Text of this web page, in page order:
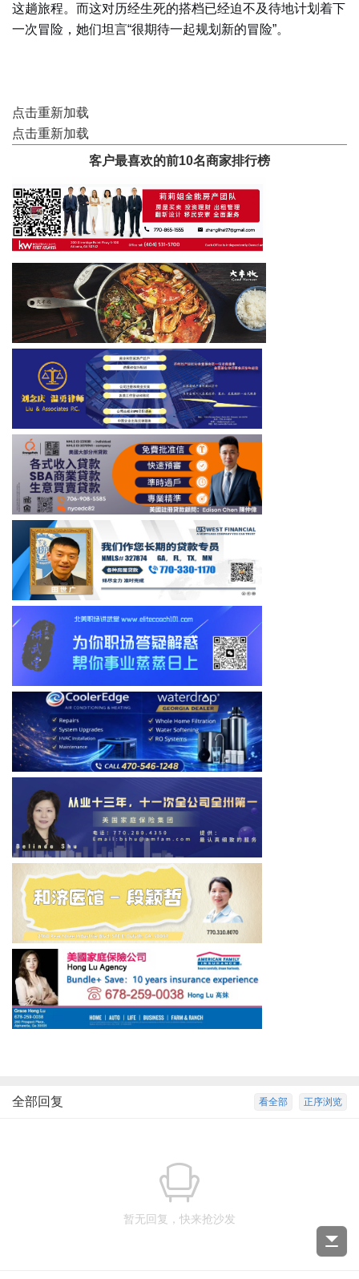
这趟旅程。而这对历经生死的搭档已经迫不及待地计划着下
一次冒险，她们坦言“很期待一起规划新的冒险”。
点击重新加载
点击重新加载
客户最喜欢的前10名商家排行榜
正序浏览
看全部
全部回复
暂无回复，快来抢沙发